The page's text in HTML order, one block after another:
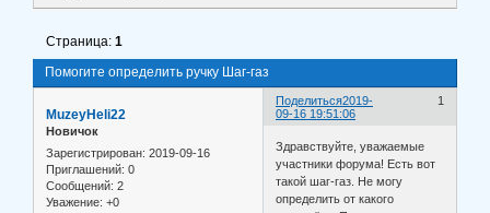
Помогите определить ручку Шаг-газ
Страница:1
Поделиться 1
2019-
09-16 19:51:06
MuzeyHeli22
Новичок
Зарегистрирован: 2019-09-16
Приглашений: 0
Сообщений: 2
Уважение: +0
Здравствуйте, уважаемые
участники форума! Есть вот
такой шаг-газ. Не могу
определить от какого